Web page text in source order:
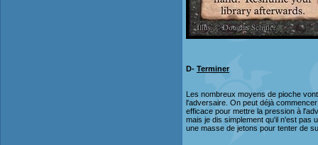
D- Terminer
Les nombreux moyens de pioche
l'adversaire. On peut déjà
efficace pour mettre la pression à
mais je dis simplement qu'il n'est pas
une masse de jetons pour tenter de